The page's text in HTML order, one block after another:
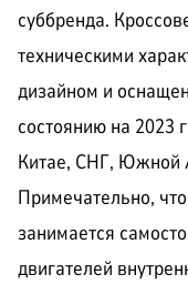
суббренда.
техническими
дизайном и
состоянию на 2023
Китае, СНГ, Южной
Примечательно,
занимается
двигателей